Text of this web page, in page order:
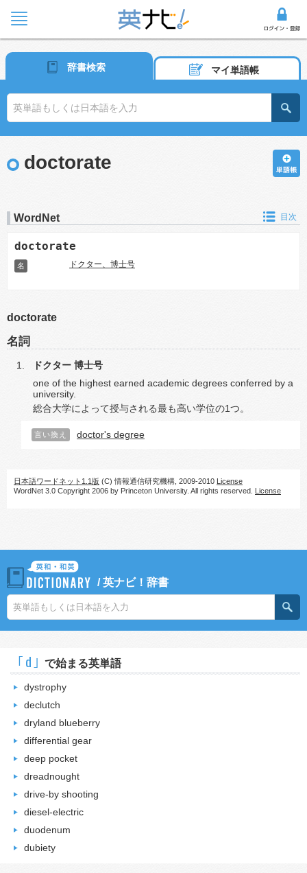
辞書検索 マイ単語帳
doctorate
WordNet 目次
doctorate
名 ドクター、博士号
doctorate
名詞
ドクター 博士号
one of the highest earned academic degrees conferred by a
university.
総合大学によって授与される最も高い学位の1つ。
言い換え doctor's degree
日本語ワードネット1.1版 (C) 情報通信研究機構, 2009-2010 License
WordNet 3.0 Copyright 2006 by Princeton University. All rights reserved. License
/英ナビ！辞書
｢d｣ で始まる英単語
dystrophy
declutch
dryland blueberry
differential gear
deep pocket
dreadnought
drive-by shooting
diesel-electric
duodenum
dubiety